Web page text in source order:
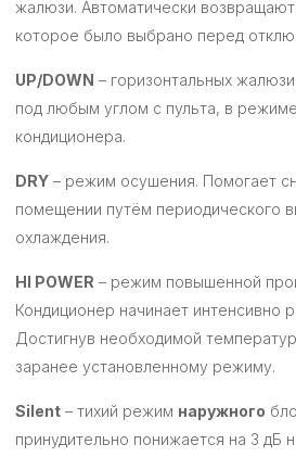
жалюзи. Автоматически
которое было выбрано перед
UP/DOWN – горизонтальных
под любым углом с пульта, в
кондиционера.
DRY – режим осушения. Помогает
помещении путём периодического
охлаждения.
HI POWER – режим повышенной
Кондиционер начинает интенсивно
Достигнув необходимой
заранее установленному режиму.
Silent – тихий режим наружного
принудительно понижается на 3 дБ